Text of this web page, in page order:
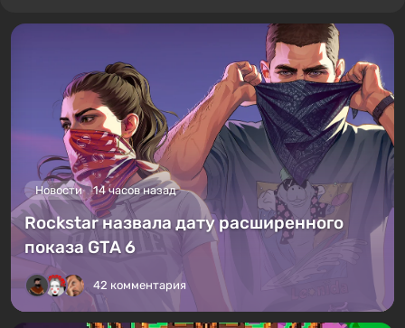
Новости 14 часов назад
Rockstar назвала дату расширенного
показа GTA 6
42 комментария